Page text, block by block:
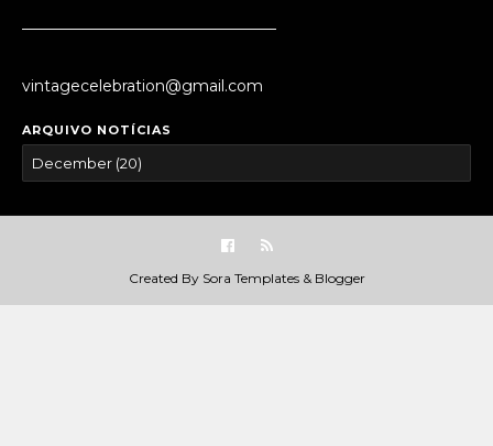
vintagecelebration@gmail.com
ARQUIVO NOTÍCIAS
Created By Sora Templates& Blogger